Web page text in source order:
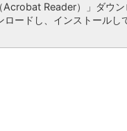
Reader）」ダウン
ードし、インストールし